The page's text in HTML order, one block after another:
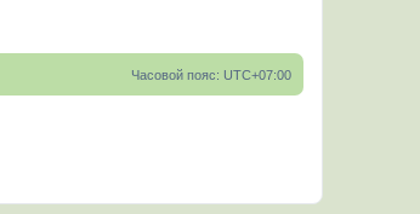
Часовой пояс: UTC+07:00